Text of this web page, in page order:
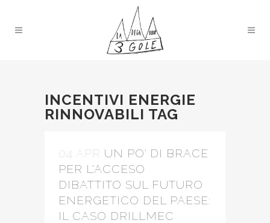
INCENTIVI ENERGIE
RINNOVABILI TAG
04 APR UN PO' DI BRACE
PER L'ACCESO
DIBATTITO SUL FUTURO
ENERGETICO DEL PAESE:
IL CASO DRILLMEC